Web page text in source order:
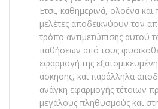
Ετσι, καθημερινά, ολοένα και
μελέτες αποδεικνύουν τον
τρόπο αντιμετώπισης αυτού
παθήσεων από τους
εφαρμογή της
άσκησης, και παράλληλα
ανάγκη εφαρμογής τέτοιων
μεγάλους πληθυσμούς και